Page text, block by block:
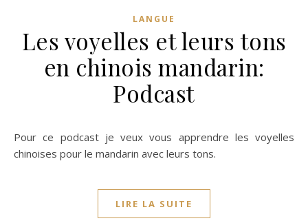
LANGUE
Les voyelles et leurs tons
en chinois mandarin:
Podcast
Pour ce podcast je veux vous apprendre les voyelles
chinoises pour le mandarin avec leurs tons.
LIRE LA SUITE